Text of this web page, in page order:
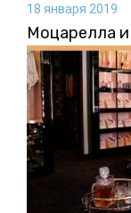
18 января 2019
Моцарелла и